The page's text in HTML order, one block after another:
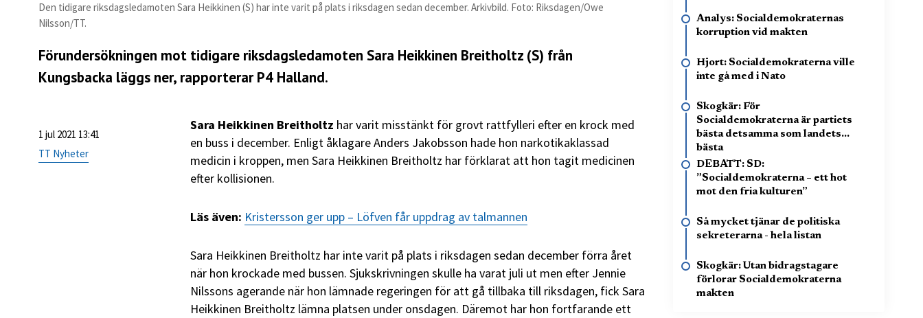
Den tidigare riksdagsledamoten Sara Heikkinen (S) har inte varit på plats i riksdagen sedan december. Arkivbild. Foto: Riksdagen/Owe
Nilsson/TT.
Förundersökningen mot tidigare riksdagsledamoten Sara Heikkinen Breitholtz (S) från
Kungsbacka läggs ner, rapporterarP4 Halland.
1 jul 2021 13:41
TT Nyheter
Sara Heikkinen Breitholtz har varit misstänkt för grovt rattfylleri efter en krock med
en buss i december. Enligt åklagare Anders Jakobsson hade hon narkotikaklassad
medicin i kroppen, men Sara Heikkinen Breitholtz har förklarat att hon tagit medicinen
efter kollisionen.
Läs även: Kristersson ger upp – Löfven får uppdrag av talmannen
Sara Heikkinen Breitholtz har inte varit på plats i riksdagen sedan december förra året
när hon krockade med bussen. Sjukskrivningen skulle ha varat juli ut men efter Jennie
Nilssons agerande när hon lämnade regeringen för att gå tillbaka till riksdagen, fick Sara
Heikkinen Breitholtz lämna platsen under onsdagen. Däremot har hon fortfarande ett
Analys: Socialdemokraternas
korruption vid makten
Hjort: Socialdemokraterna ville
inte gå med i Nato
Skogkär: För
Socialdemokraterna är partiets
bästa detsamma som landets
bästa
DEBATT: SD:
”Socialdemokraterna – ett hot
mot den fria kulturen”
Så mycket tjänar de politiska
sekreterarna - hela listan
Skogkär: Utan bidragstagare
förlorar Socialdemokraterna
makten